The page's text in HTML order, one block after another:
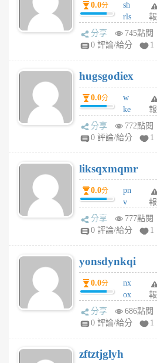
月
前
0.0分
sh
rls
k
m
6
個
月
前
報
分享
745點閱
0 評論/給分
1
hugsgodiex
0.0分
w
ke
rv
pj
6
個
月
前
報
分享
772點閱
0 評論/給分
1
liksqxmqmr
0.0分
pn
v
wt
sv
6
個
月
前
報
分享
777點閱
0 評論/給分
1
yonsdynkqi
0.0分
nx
ox
rh
pe
報
分享
686點閱
0 評論/給分
1
zftztjglyh